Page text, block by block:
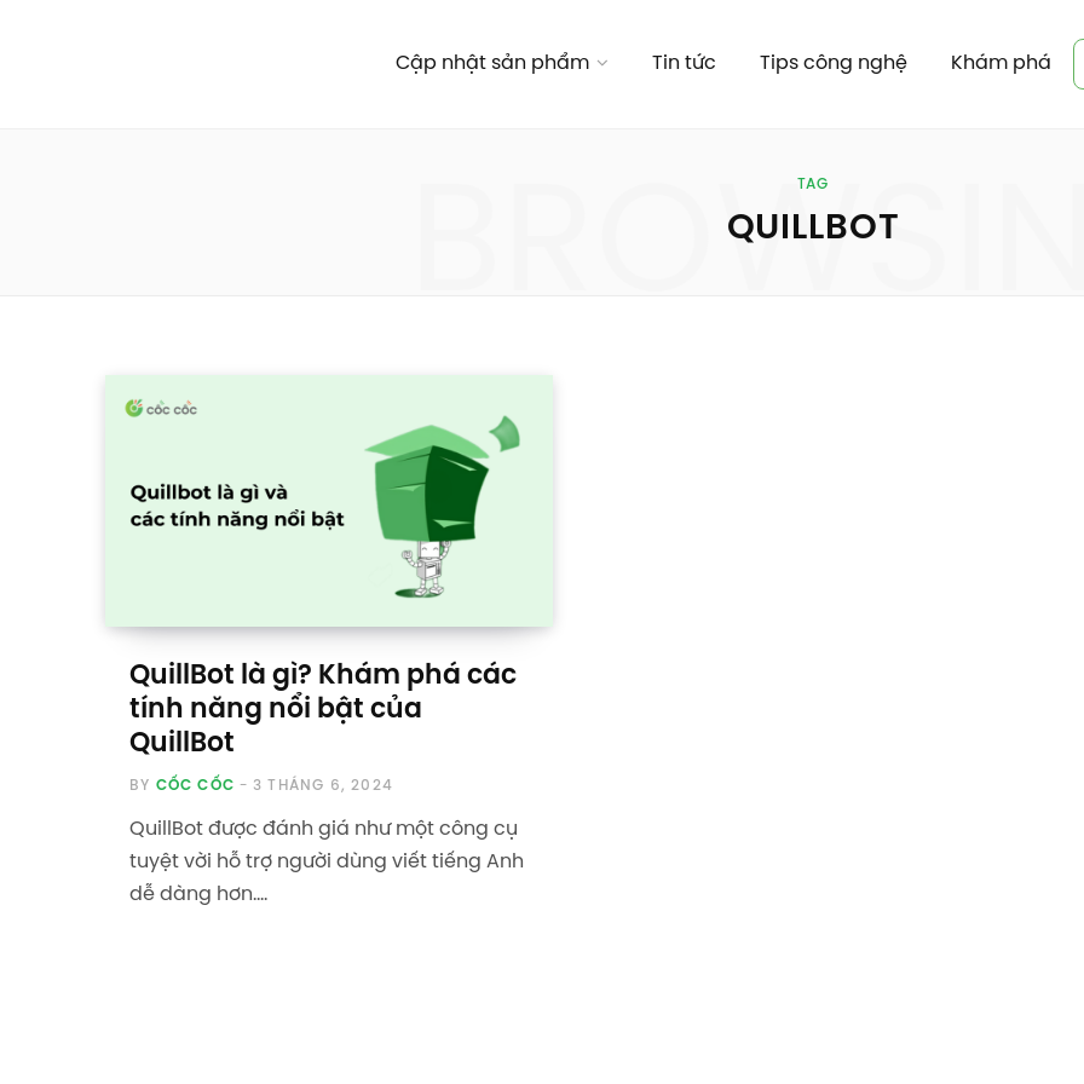
Cập nhật sản phẩm Tin tức Tips công nghệ Khám phá
TAG
QUILLBOT
QuillBot là gì? Khám phá các
tính năng nổi bật của
QuillBot
BY CỐC CỐC 3 THÁNG 6, 2024
QuillBot được đánh giá như một công cụ
tuyệt vời hỗ trợ người dùng viết tiếng Anh
dễ dàng hơn.…